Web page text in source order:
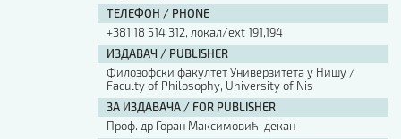
ТЕЛЕФОН / PHONE
+381 18 514 312, локал/ext 191,194
ИЗДАВАЧ / PUBLISHER
Филозофски факултет Универзитета у Нишу /
Faculty of Philosophy, University of Nis
ЗА ИЗДАВАЧА / FOR PUBLISHER
Проф. др Горан Максимовић, декан